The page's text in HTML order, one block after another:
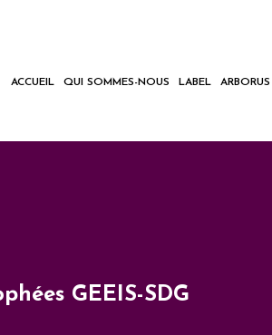
ACCUEIL QUI SOMMES-NOUS LABEL
GEEIS-SDG